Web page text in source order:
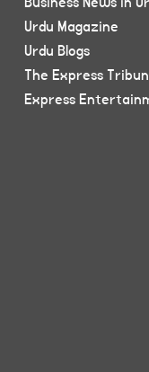
Urdu Magazine
Urdu Blogs
The Express
Express